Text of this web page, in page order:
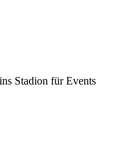
Stadion für Events